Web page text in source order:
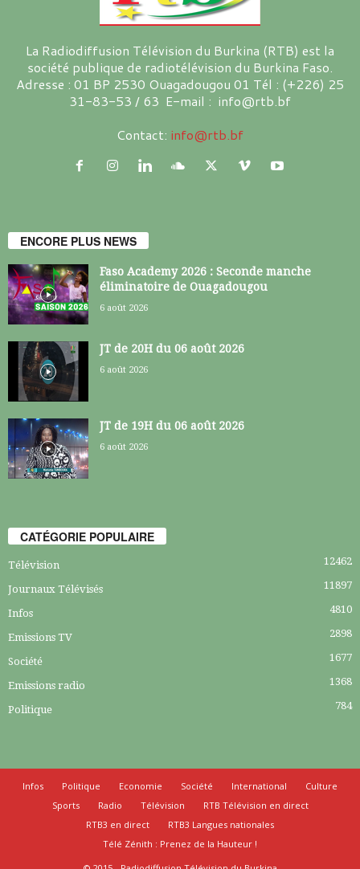
La Radiodiffusion Télévision du Burkina (RTB) est la
société publique de radiotélévision du Burkina Faso.
Adresse : 01 BP 2530 Ouagadougou 01 Tél : (+226) 25
31-83-53 / 63 E-mail : info@rtb.bf
Contact: info@rtb.bf
ENCORE PLUS NEWS
Faso Academy 2026 : Seconde manche
éliminatoire de Ouagadougou
6 août 2026
JT de 20H du 06 août 2026
6 août 2026
JT de 19H du 06 août 2026
6 août 2026
CATÉGORIE POPULAIRE
Télévision 12462
Journaux Télévisés 11897
Infos 4810
Emissions TV 2898
Société 1677
Emissions radio 1368
Politique 784
Infos Politique Economie Société International
Culture
Sports
Radio Télévision
RTB Télévision en direct
RTB3 en direct
RTB3 Langues nationales
Télé Zénith : Prenez de la Hauteur !